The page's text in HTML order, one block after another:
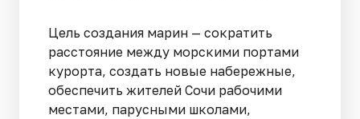
Цель создания марин — сократить
расстояние между морскими портами
курорта, создать новые набережные,
обеспечить жителей Сочи рабочими
местами, парусными школами,